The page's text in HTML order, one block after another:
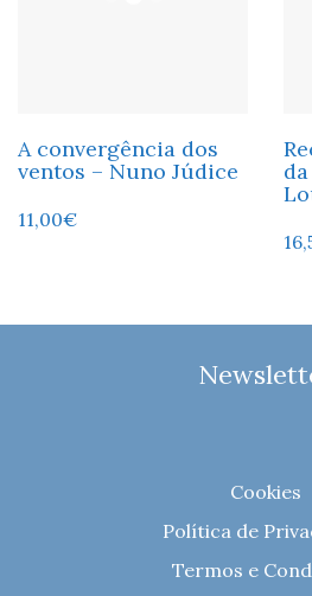
A convergência dos
ventos – Nuno Júdice
11,00€
Cookies
Política de
Termos e